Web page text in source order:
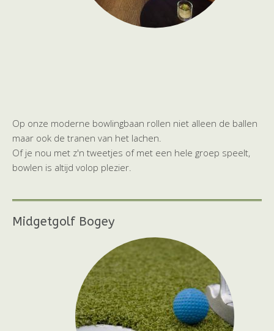
Op onze moderne bowlingbaan rollen niet alleen de ballen
maar ook de tranen van het lachen.
Of je nou met z'n tweetjes of met een hele groep speelt,
bowlen is altijd volop plezier.
Midgetgolf Bogey